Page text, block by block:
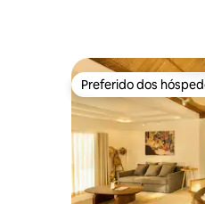
Preferido dos
Preferido dos